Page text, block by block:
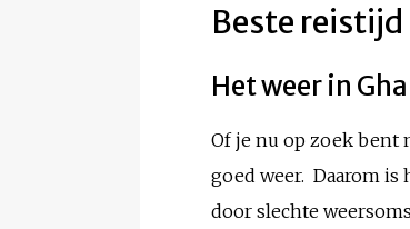
Beste reistijd
Het weer in
Of je nu op zoek bent
goed weer. Daarom
door slechte